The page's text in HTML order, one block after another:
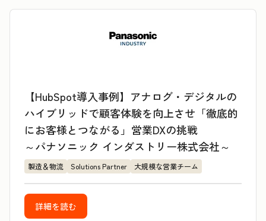
【HubSpot導入事例】アナログ・デジタルの
ハイブリッドで顧客体験を向上させ「徹底的
にお客様とつながる」営業DXの挑戦
～パナソニック インダストリー株式会社～
製造＆物流 Solutions Partner 大規模な営業チーム
詳細を読む